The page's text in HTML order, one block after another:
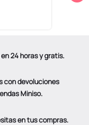
24 horas y gratis.
con devoluciones
Miniso.
en tus compras.